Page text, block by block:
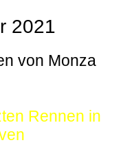
2021
von Monza
Rennen in